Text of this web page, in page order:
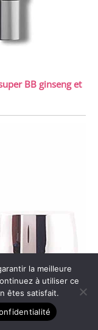
BB ginseng et
la meilleure
à utiliser ce
êtes satisfait.